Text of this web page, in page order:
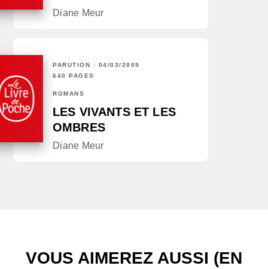
Diane Meur
PARUTION : 04/03/2009
640 PAGES
ROMANS
LES VIVANTS ET LES
OMBRES
Diane Meur
VOUS AIMEREZ AUSSI (EN